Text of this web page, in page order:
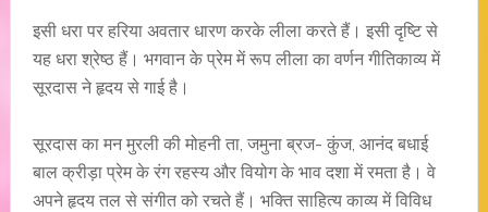
इसी धरा पर हरिया अवतार धारण करके लीला करते हैं। इसी दृष्टि से
यह धरा श्रेष्ठ हैं। भगवान के प्रेम में रूप लीला का वर्णन गीतिकाव्य में
सूरदास ने हृदय से गाई है।
सूरदास का मन मुरली की मोहनी ता, जमुना ब्रज- कुंज, आनंद बधाई
बाल क्रीड़ा प्रेम के रंग रहस्य और वियोग के भाव दशा में रमता है। वे
अपने हृदय तल से संगीत को रचते हैं। भक्ति साहित्य काव्य में विविध